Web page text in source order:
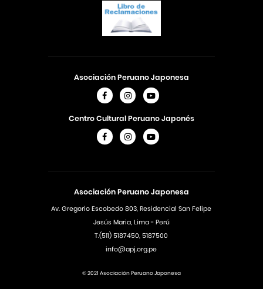
Asociación Peruano Japonesa
Av. Gregorio Escobedo 803, Residencial San Felipe
Jesús Maria, Lima - Perú
T.(511) 5187450, 5187500
info@apj.org.pe
Asociación Peruano Japonesa
Centro Cultural Peruano Japonés
© 2021 Asociación Peruano Japonesa